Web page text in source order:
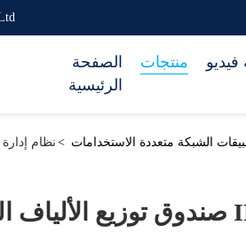
الصفحة
الرئيسية
منتجات
نظام إدارة >